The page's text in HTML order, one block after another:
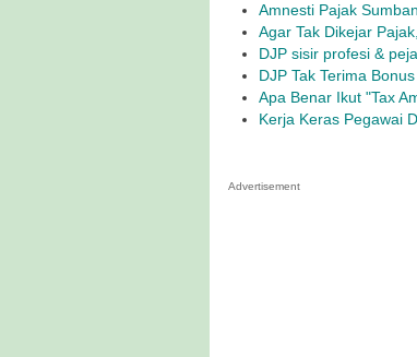
Amnesti Pajak
Agar Tak Dikejar
DJP sisir profesi &
DJP Tak Terima
Apa Benar Ikut "Tax
Kerja Keras Pegawai
Advertisement